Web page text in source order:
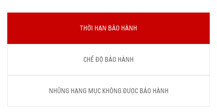
THỜI HẠN BẢO HÀNH
CHẾ ĐỘ BẢO HÀNH
NHỮNG HẠNG MỤC KHÔNG ĐƯỢC BẢO HÀNH